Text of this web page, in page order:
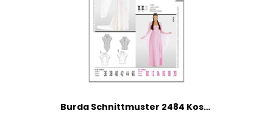
Burda Schnittmuster 2484 Kost?m Fee,Fairy Gr. 36-46